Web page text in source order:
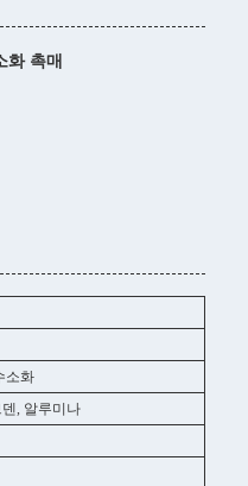
화 촉매
소화
, 알루미나